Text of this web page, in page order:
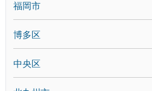
福岡市
博多区
中央区